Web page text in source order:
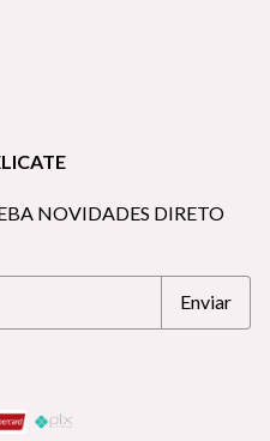
NOVIDADES DIRETO